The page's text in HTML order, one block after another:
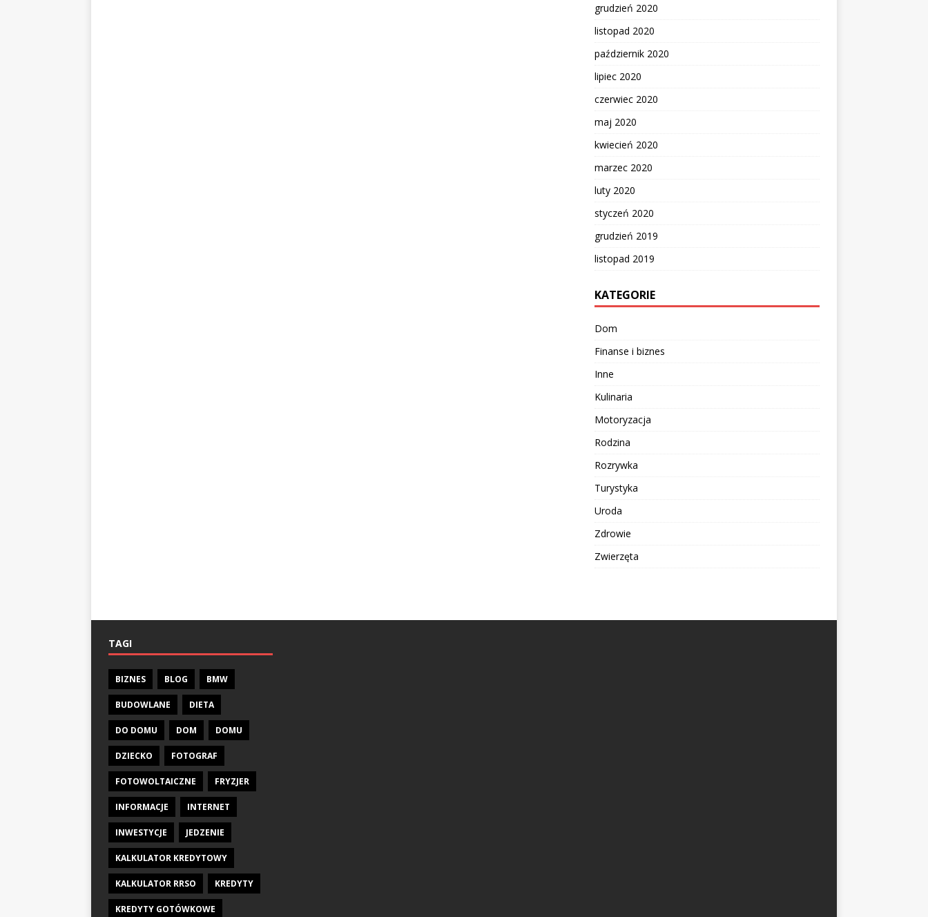
grudzień 2020
listopad 2020
październik 2020
lipiec 2020
czerwiec 2020
maj 2020
kwiecień 2020
marzec 2020
luty 2020
styczeń 2020
grudzień 2019
listopad 2019
KATEGORIE
Dom
Finanse i biznes
Inne
Kulinaria
Motoryzacja
Rodzina
Rozrywka
Turystyka
Uroda
Zdrowie
Zwierzęta
TAGI
BIZNES BLOG BMW
BUDOWLANE DIETA
DO DOMU DOM DOMU
DZIECKO FOTOGRAF
FOTOWOLTAICZNE FRYZJER
INFORMACJE INTERNET
INWESTYCJE JEDZENIE
KALKULATOR KREDYTOWY
KALKULATOR RRSO KREDYTY
KREDYTY GOTÓWKOWE